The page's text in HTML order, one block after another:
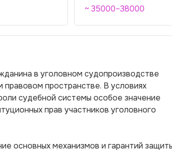
~ 35000–38000
в уголовном судопроизводстве
правовом пространстве. В условиях
судебной системы особое значение
прав участников уголовного
основных механизмов и гарантий